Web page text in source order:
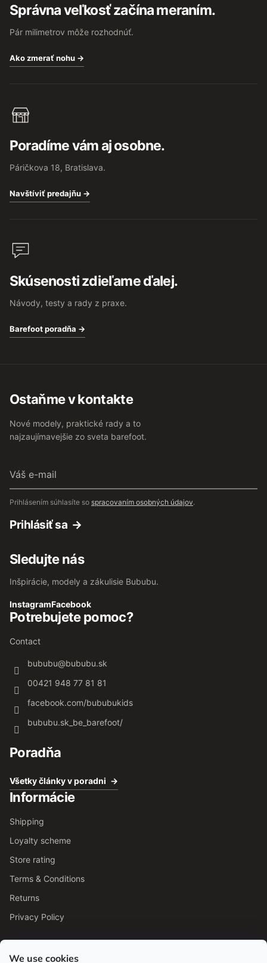
We use cookies
Správna veľkosť začína meraním.
Pár milimetrov môže rozhodnúť.
Ako zmerať nohu →
Poradíme vám aj osobne.
Páričkova 18, Bratislava.
Navštíviť predajňu →
Skúsenosti zdieľame ďalej.
Návody, testy a rady z praxe.
Barefoot poradňa →
Ostaňme v kontakte
Nové modely, praktické rady a to
najzaujímavejšie zo sveta barefoot.
e-
mail
Prihlásením súhlasíte so spracovaním osobných údajov.
Prihlásiť sa
Sledujte nás
Inšpirácie, modely a zákulisie Bububu.
InstagramFacebook
Potrebujete pomoc?
Contact
bububu@bububu.sk
00421 948 77 81 81
facebook.com/bububukids
bububu.sk_be_barefoot/
Poradňa
Všetky články v poradni
Informácie
Shipping
Loyalty scheme
Store rating
Terms & Conditions
Returns
Privacy Policy